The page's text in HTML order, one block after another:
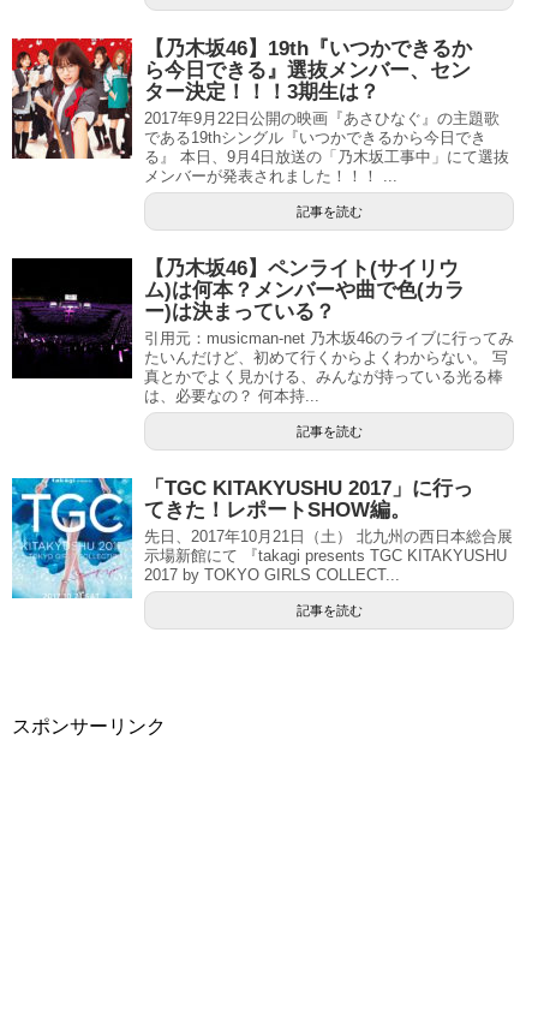
【乃木坂46】19th『いつかできるか
ら今日できる』選抜メンバー、セン
ター決定！！！3期生は？
2017年9月22日公開の映画『あさひなぐ』の主題歌
である19thシングル『いつかできるから今日でき
る』 本日、9月4日放送の「乃木坂工事中」にて選抜
メンバーが発表されました！！！ ...
記事を読む
【乃木坂46】ペンライト(サイリウ
ム)は何本？メンバーや曲で色(カラ
ー)は決まっている？
引用元：musicman-net 乃木坂46のライブに行ってみ
たいんだけど、初めて行くからよくわからない。 写
真とかでよく見かける、みんなが持っている光る棒
は、必要なの？ 何本持...
記事を読む
「TGC KITAKYUSHU 2017」に行っ
てきた！レポートSHOW編。
先日、2017年10月21日（土） 北九州の西日本総合展
示場新館にて 『takagi presents TGC KITAKYUSHU
2017 by TOKYO GIRLS COLLECT...
記事を読む
スポンサーリンク